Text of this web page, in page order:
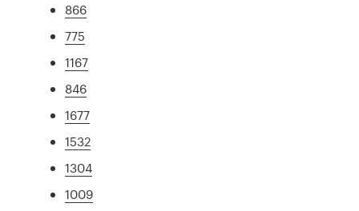
866
775
1167
846
1677
1532
1304
1009